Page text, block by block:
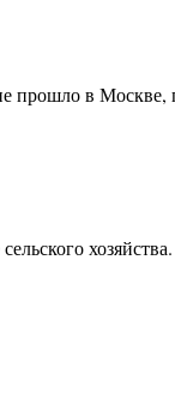
прошло в